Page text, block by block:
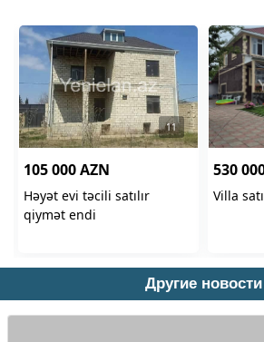
Другие новости